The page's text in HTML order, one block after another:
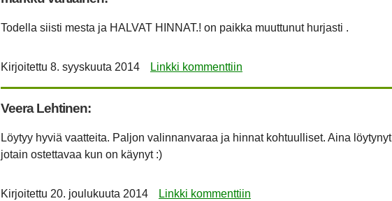
Todella siisti mesta ja HALVAT HINNAT.! on paikka muuttunut hurjasti .
Kirjoitettu 8. syyskuuta 2014 Linkki kommenttiin
Veera Lehtinen:
Löytyy hyviä vaatteita. Paljon valinnanvaraa ja hinnat kohtuulliset. Aina löytynyt
jotain ostettavaa kun on käynyt :)
Kirjoitettu 20. joulukuuta 2014 Linkki kommenttiin